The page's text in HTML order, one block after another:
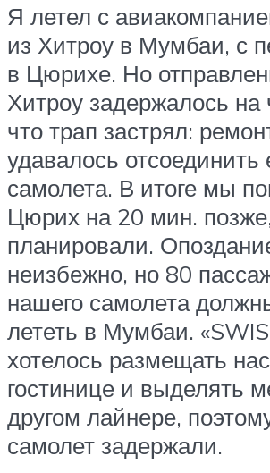
Я летел с
из Хитроу в Мумбаи, с
в Цюрихе. Но
Хитроу задержалось на
что трап застрял:
удавалось отсоединить
самолета. В итоге мы
Цюрих на 20 мин.
планировали.
неизбежно, но 80
нашего самолета
лететь в Мумбаи.
хотелось размещать
гостинице и выделять
другом лайнере,
самолет задержали.